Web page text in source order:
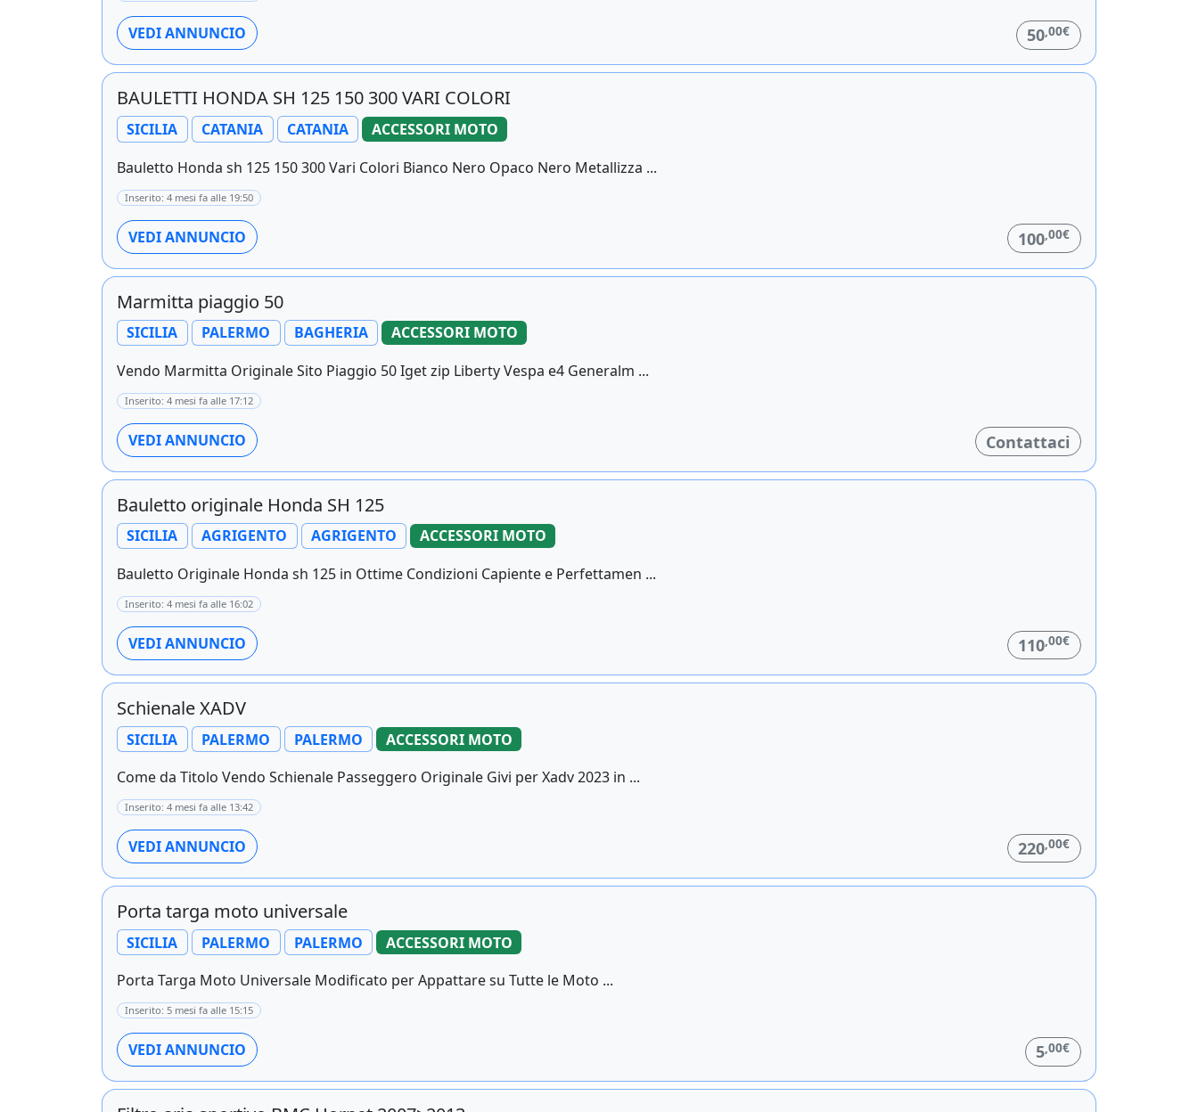
VEDI ANNUNCIO 50 ,00€
BAULETTI HONDA SH 125 150 300 VARI COLORI
SICILIA CATANIA CATANIA
ACCESSORI MOTO
Bauletto Honda sh 125 150 300 Vari Colori Bianco Nero Opaco Nero Metallizza ...
Inserito: 4 mesi fa alle 19:50
VEDI ANNUNCIO 100,00€
Marmitta piaggio 50
SICILIA PALERMO BAGHERIA
ACCESSORI MOTO
Vendo Marmitta Originale Sito Piaggio 50 Iget zip Liberty Vespa e4 Generalm ...
Inserito: 4 mesi fa alle 17:12
VEDI ANNUNCIO Contattaci
Bauletto originale Honda SH 125
SICILIA AGRIGENTO AGRIGENTO
ACCESSORI MOTO
Bauletto Originale Honda sh 125 in Ottime Condizioni Capiente e Perfettamen ...
Inserito: 4 mesi fa alle 16:02
VEDI ANNUNCIO 110,00€
Schienale XADV
SICILIA PALERMO PALERMO
ACCESSORI MOTO
Come da Titolo Vendo Schienale Passeggero Originale Givi per Xadv 2023 in ...
Inserito: 4 mesi fa alle 13:42
VEDI ANNUNCIO 220,00€
Porta targa moto universale
SICILIA PALERMO PALERMO
ACCESSORI MOTO
Porta Targa Moto Universale Modificato per Appattare su Tutte le Moto ...
Inserito: 5 mesi fa alle 15:15
VEDI ANNUNCIO 5 ,00€